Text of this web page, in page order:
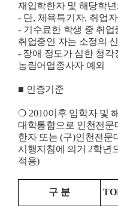
재입학한자 및 해당학
- 단, 체육특기자, 취업
- 기수료한 학생 중 취
취업중인 자는 소정의
- 장애 정도가 심한 청각
농림어업종사자 예외
■ 인증기준
❍ 2010이후 입학자 및
대학통합으로 인천전문
한자 또는(구)인천전문
시행지침에 의거 2학년
적용)
구 분